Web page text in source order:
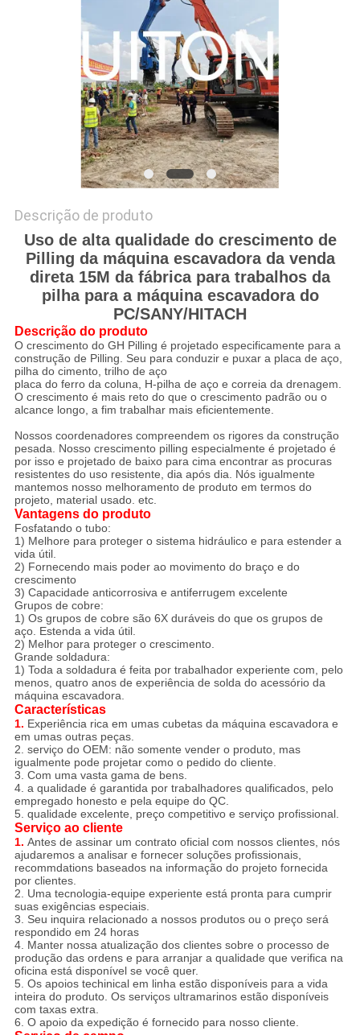
POLÍTICA
PRIVACIDADE
Descrição de produto
Uso de alta qualidade do crescimento de
Pilling da máquina escavadora da venda
direta 15M da fábrica para trabalhos da
pilha para a máquina escavadora do
PC/SANY/HITACH
Descrição do produto
O crescimento do GH Pilling é projetado especificamente para a
construção de Pilling. Seu para conduzir e puxar a placa de aço,
pilha do cimento, trilho de aço
placa do ferro da coluna, H-pilha de aço e correia da drenagem.
O crescimento é mais reto do que o crescimento padrão ou o
alcance longo, a fim trabalhar mais eficientemente.
Nossos coordenadores compreendem os rigores da construção
pesada. Nosso crescimento pilling especialmente é projetado é
por isso e projetado de baixo para cima encontrar as procuras
resistentes do uso resistente, dia após dia. Nós igualmente
mantemos nosso melhoramento de produto em termos do
projeto, material usado. etc.
Vantagens do produto
Fosfatando o tubo:
1) Melhore para proteger o sistema hidráulico e para estender a
vida útil.
2) Fornecendo mais poder ao movimento do braço e do
crescimento
3) Capacidade anticorrosiva e antiferrugem excelente
Grupos de cobre:
1) Os grupos de cobre são 6X duráveis do que os grupos de
aço. Estenda a vida útil.
2) Melhor para proteger o crescimento.
Grande soldadura:
1) Toda a soldadura é feita por trabalhador experiente com, pelo
menos, quatro anos de experiência de solda do acessório da
máquina escavadora.
Características
1. Experiência rica em umas cubetas da máquina escavadora e
em umas outras peças.
2. serviço do OEM: não somente vender o produto, mas
igualmente pode projetar como o pedido do cliente.
3. Com uma vasta gama de bens.
4. a qualidade é garantida por trabalhadores qualificados, pelo
empregado honesto e pela equipe do QC.
5. qualidade excelente, preço competitivo e serviço profissional.
Serviço ao cliente
1. Antes de assinar um contrato oficial com nossos clientes, nós
ajudaremos a analisar e fornecer soluções profissionais,
recommdations baseados na informação do projeto fornecida
por clientes.
2. Uma tecnologia-equipe experiente está pronta para cumprir
suas exigências especiais.
3. Seu inquira relacionado a nossos produtos ou o preço será
respondido em 24 horas
4. Manter nossa atualização dos clientes sobre o processo de
produção das ordens e para arranjar a qualidade que verifica na
oficina está disponível se você quer.
5. Os apoios techinical em linha estão disponíveis para a vida
inteira do produto. Os serviços ultramarinos estão disponíveis
com taxas extra.
6. O apoio da expedição é fornecido para nosso cliente.